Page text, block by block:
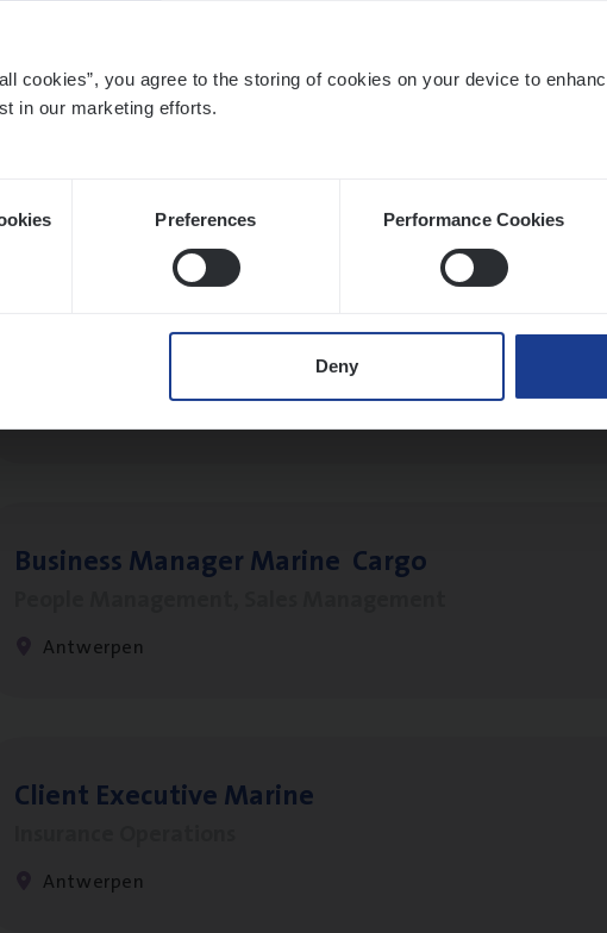
cookies”, you agree to the storing of cookies on your device to
in our marketing efforts.
Preferences Performance Cookies
Deny
Cor­po­ra­te Insu­ran­ce Bro­ker Property
Sales Management
Scha­de Expert Fleet
Busi­ness Mana­ger Mari­ne Cargo
Antwerpen
Client Exe­cu­ti­ve Marine
Antwerpen